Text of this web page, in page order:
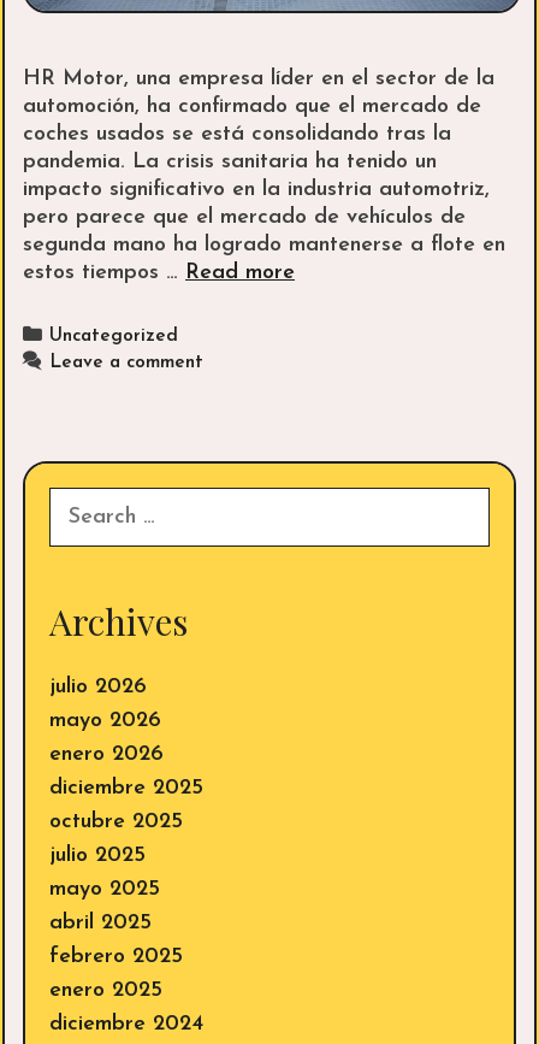
HR Motor, una empresa líder en el sector de la
automoción, ha confirmado que el mercado de
coches usados se está consolidando tras la
pandemia. La crisis sanitaria ha tenido un
impacto significativo en la industria automotriz,
pero parece que el mercado de vehículos de
segunda mano ha logrado mantenerse a flote en
estos tiempos … Read moreCoches
impulsa
el
automovilístico
Categories
Uncategorized
Leave a comment
for:
Archives
julio 2026
mayo 2026
enero 2026
diciembre 2025
octubre 2025
julio 2025
mayo 2025
abril 2025
febrero 2025
enero 2025
diciembre 2024